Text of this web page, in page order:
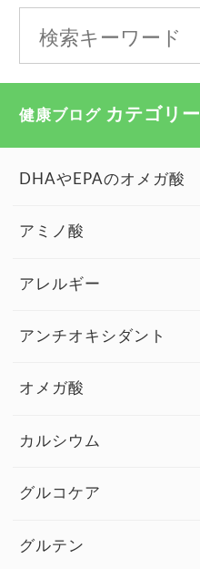
健康ブログ カテゴリー
DHAやEPAのオメガ酸
アミノ酸
アレルギー
アレルギー トップ
アンチオキシダント
オメガ酸
カルシウム
グルコケア
グルテン